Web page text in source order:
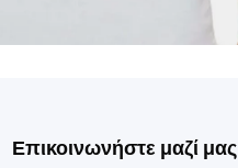
Επικοινωνήστε μαζί μας